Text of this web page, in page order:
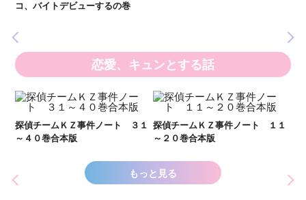
コ、バイトデビューするの巻
恋愛、キュンとする話
探偵チームＫＺ事件ノート ３１
～４０巻合本版
探偵チームＫＺ事件ノート １１
～２０巻合本版
もっと見る